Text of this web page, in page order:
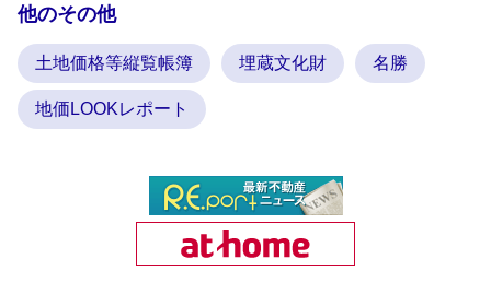
他のその他
土地価格等縦覧帳簿 埋蔵文化財 名勝
地価LOOKレポート